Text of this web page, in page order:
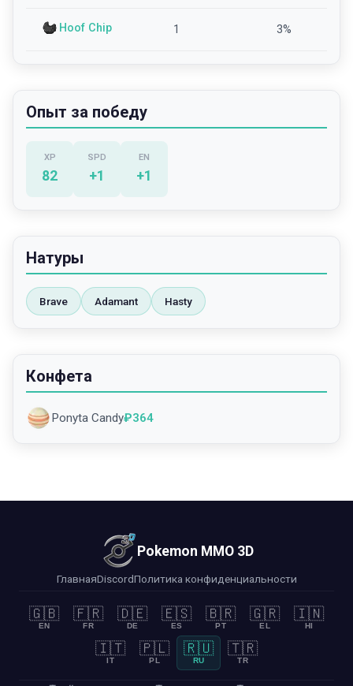
Hoof Chip 1 3%
Опыт за победу
XP
82
SPD
+1
EN
+1
Натуры
Brave Adamant Hasty
Конфета
Ponyta Candy₽364
Pokemon MMO 3D
ГлавнаяDiscordПолитика конфиденциальности
🇬🇧
EN
🇫🇷
FR
🇩🇪
DE
🇪🇸
ES
🇧🇷
PT
🇬🇷
EL
🇮🇳
HI
🇮🇹
IT
🇵🇱
PL
🇷🇺
RU
🇹🇷
TR